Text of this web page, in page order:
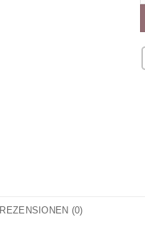
REZENSIONEN (0)